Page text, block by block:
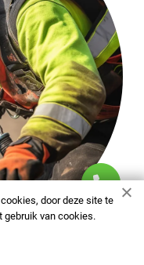
door deze site te
gebruik van cookies.